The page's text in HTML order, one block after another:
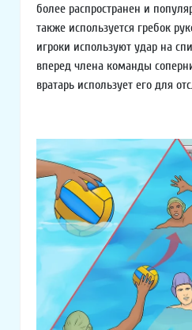
более распространен и
также используется гребок
игроки используют удар на
вперед члена команды
вратарь использует его для